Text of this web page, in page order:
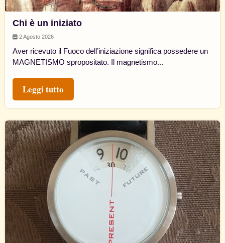
Chi è un iniziato
2 Agosto 2026
Aver ricevuto il Fuoco dell’iniziazione significa possedere un
MAGNETISMO spropositato. Il magnetismo...
Leggi tutto